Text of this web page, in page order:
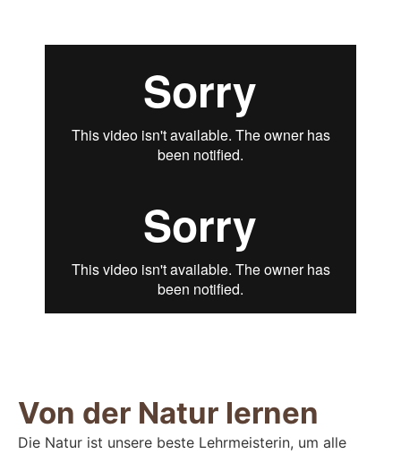
Von der Natur lernen
Die Natur ist unsere beste Lehrmeisterin, um alle